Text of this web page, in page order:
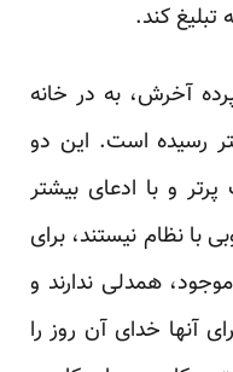
تبلیغ کند.
آخرش، به در خانه
رسیده است. این دو
و با ادعای بیشتر
با نظام نیستند، برای
همدلی ندارند و
آنها خدای آن روز را